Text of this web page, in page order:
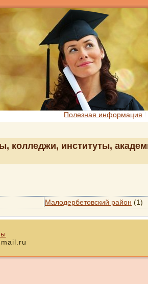
Полезная информация
колледжи, институты,
Малодербетовский район (1)